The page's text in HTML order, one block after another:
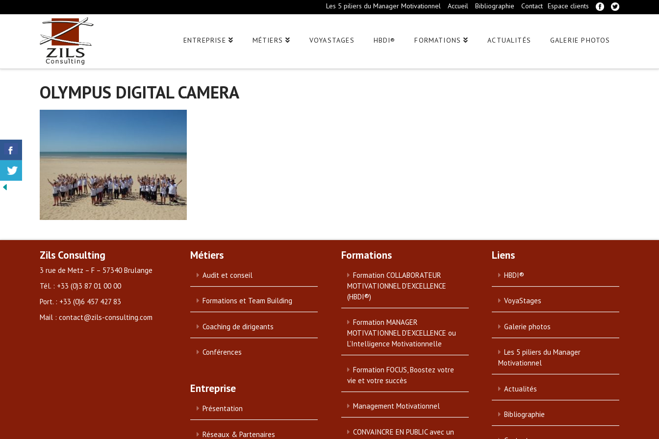
Les 5 piliers du Manager Motivationnel Accueil Bibliographie Contact Espace clients
ENTREPRISE MÉTIERS VOYASTAGES HBDI® FORMATIONS ACTUALITÉS GALERIE PHOTOS
OLYMPUS DIGITAL CAMERA
Zils Consulting
3 rue de Metz – F – 57340 Brulange
Tél. : +33 (0)3 87 01 00 00
Port. : +33 (0)6 457 427 83
Mail : contact@zils-consulting.com
Métiers
Audit et conseil
Formations et Team Building
Coaching de dirigeants
Conférences
Entreprise
Présentation
Réseaux & Partenaires
Formations
Formation COLLABORATEUR
MOTIVATIONNEL D’EXCELLENCE
(HBDI®)
Formation MANAGER
MOTIVATIONNEL D’EXCELLENCE ou
L’Intelligence Motivationnelle
Formation FOCUS, Boostez votre
vie et votre succès
Management Motivationnel
CONVAINCRE EN PUBLIC avec un
Liens
HBDI®
VoyaStages
Galerie photos
Les 5 piliers du Manager
Motivationnel
Actualités
Bibliographie